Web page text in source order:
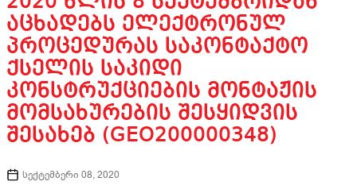
ᲐᲪᲮᲐᲓᲔᲑᲡ ᲔᲚᲔᲥᲢᲠᲝᲜᲣᲚ
ᲞᲠᲝᲪᲔᲓᲣᲠᲐᲡ ᲡᲐᲙᲝᲜᲢᲐᲥᲢᲝ
ᲥᲡᲔᲚᲘᲡ ᲡᲐᲙᲘᲓᲘ
ᲙᲝᲜᲡᲢᲠᲣᲥᲪᲘᲔᲑᲘᲡ ᲛᲝᲜᲢᲐᲟᲘᲡ
ᲛᲝᲛᲡᲐᲮᲣᲠᲔᲑᲘᲡ ᲨᲔᲡᲧᲘᲓᲕᲘᲡ
ᲨᲔᲡᲐᲮᲔᲑ (GEO200000348)
სექტემბერი 08, 2020